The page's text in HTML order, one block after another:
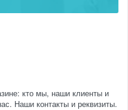
кто мы, наши клиенты и
Наши контакты и реквизиты.